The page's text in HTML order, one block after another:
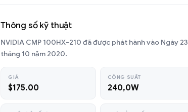
Thông số kỹ thuật
NVIDIA CMP 100HX-210 đã được phát hành vào Ngày 23
tháng 10 năm 2020.
GIÁ
$175.00
CÔNG SUẤT
240,0W